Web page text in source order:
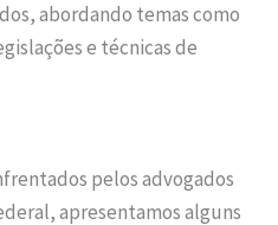
abordando temas como
e técnicas de
pelos advogados
apresentamos alguns